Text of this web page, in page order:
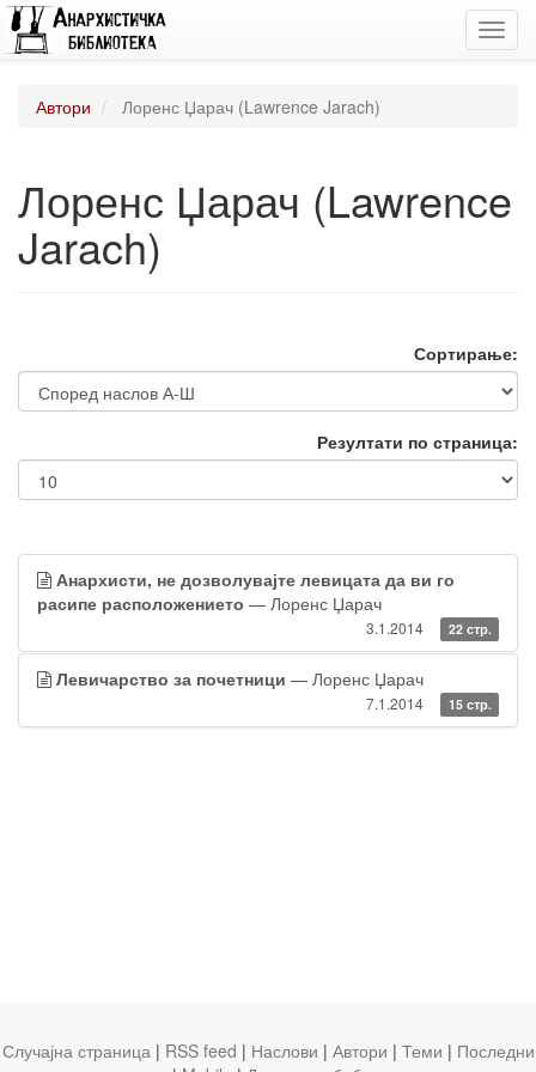
Автори Лоренс Џарач (Lawrence Jarach)
Лоренс Џарач (Lawrence
Jarach)
Сортирање:
Резултати по страница:
Анархисти, не дозволувајте левицата да ви го
расипе расположението — Лоренс Џарач
3.1.2014 22 стр.
Левичарство за почетници — Лоренс Џарач
7.1.2014 15 стр.
Случајна страница | RSS feed | Наслови | Автори | Теми | Последни